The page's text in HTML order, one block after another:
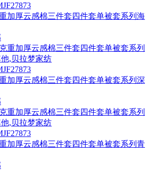
加厚云感棉三件套四件套单被套系列海
加厚云感棉三件套四件套单被套系列深
加厚云感棉三件套四件套单被套系列青